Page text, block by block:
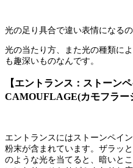
光の足り具合で違い表情になる
光の当たり方、また光の種類に
も趣深いものなんです。
【エントランス：ストーン
CAMOUFLAGE(カモフラー
エントランスにはストーンペイ
粉末が含まれています。ザラッ
のような光を当てると、暗いと